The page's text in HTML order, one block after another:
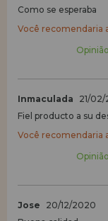
Como se esperaba
Você recomendaria
Inmaculada
21/02/
Fiel producto a su
Você recomendaria
Jose
20/12/2020